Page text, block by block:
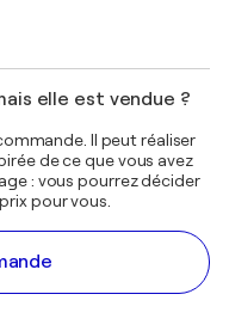
elle est vendue ?
Il peut réaliser
de ce que vous avez
: vous pourrez décider
pour vous.